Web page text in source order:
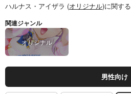
ハルナス・アイザラ (オリジナル)に関する
関連ジャンル
オリジナル
男性向け